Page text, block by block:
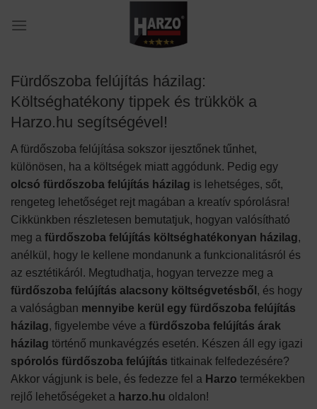
Fürdőszoba felújítás házilag:
Költséghatékony tippek és trükkök a
Harzo.hu segítségével!
A fürdőszoba felújítása sokszor ijesztőnek tűnhet,
különösen, ha a költségek miatt aggódunk. Pedig egy
olcsó fürdőszoba felújítás házilag is lehetséges, sőt,
rengeteg lehetőséget rejt magában a kreatív spórolásra!
Cikkünkben részletesen bemutatjuk, hogyan valósítható
meg a fürdőszoba felújítás költséghatékonyan házilag,
anélkül, hogy le kellene mondanunk a funkcionalitásról és
az esztétikáról. Megtudhatja, hogyan tervezze meg a
fürdőszoba felújítás alacsony költségvetésből , és hogy
a valóságban mennyibe kerül egy fürdőszoba felújítás
házilag, figyelembe véve a fürdőszoba felújítás árak
házilag történő munkavégzés esetén. Készen áll egy igazi
spórolós fürdőszoba felújítás titkainak felfedezésére?
Akkor vágjunk is bele, és fedezze fel a Harzo termékekben
rejlő lehetőségeket a harzo.hu oldalon!